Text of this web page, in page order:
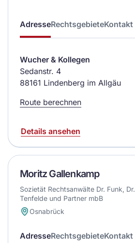
AdresseRechtsgebieteKontakt
Wucher & Kollegen
Sedanstr. 4
88161 Lindenberg im Allgäu
Route berechnen
Details ansehen
Moritz Gallenkamp
Sozietät Rechtsanwälte Dr. Funk, Dr.
Tenfelde und Partner mbB
Osnabrück
AdresseRechtsgebieteKontakt